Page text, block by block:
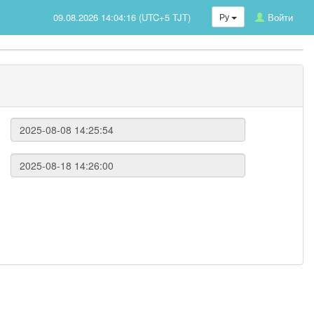
Ру Войти
09.08.2026 14:04:16 (UTC+5 TJT)